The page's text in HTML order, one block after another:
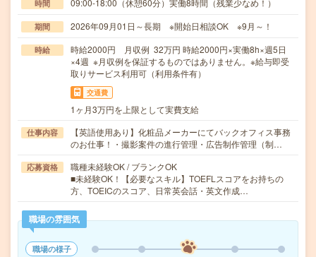
時間 09:00-18:00（休憩60分）実働8時間（残業少なめ！）
期間 2026年09月01日～長期 ※開始日相談OK ※9月～！
時給
時給2000円 月収例 32万円 時給2000円×実働8h×週5日
×4週 ※月収例を保証するものではありません。※給与即受
取りサービス利用可（利用条件有）
交通費
1ヶ月3万円を上限として実費支給
仕事内容
【英語使用あり】化粧品メーカーにてバックオフィス事務
のお仕事！・撮影案件の進行管理・広告制作管理（制…
応募資格
職種未経験OK / ブランクOK
■未経験OK！【必要なスキル】TOEFLスコアをお持ちの
方、TOEICのスコア、日常英会話・英文作成…
職場の雰囲気
職場の様子